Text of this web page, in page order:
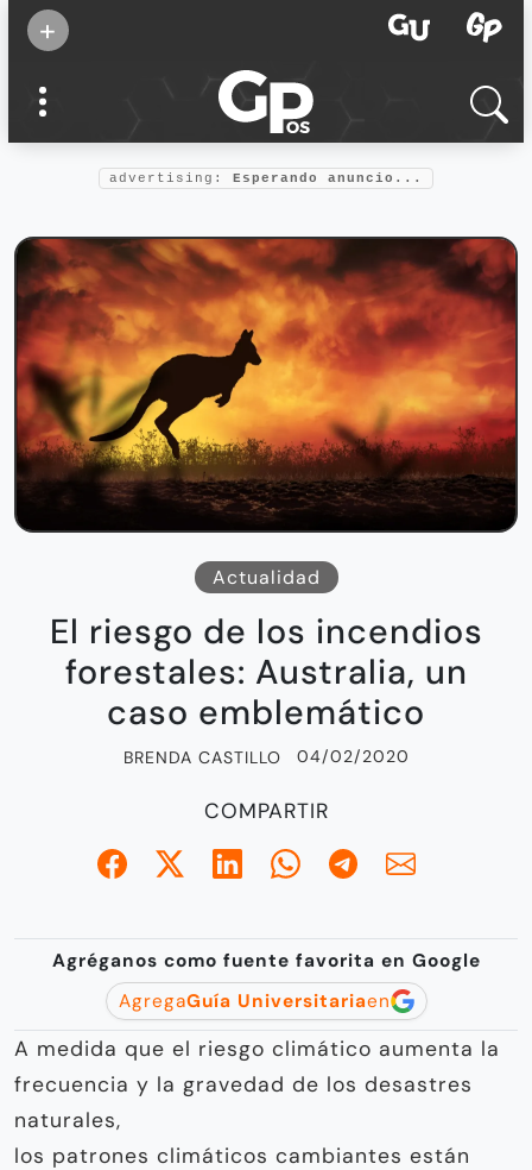
+
confianza
Foro salud
advertising: Esperando anuncio...
Actualidad
El riesgo de los incendios
forestales: Australia, un
caso emblemático
BRENDA CASTILLO 04/02/2020
COMPARTIR
Agréganos como fuente favorita en Google
AgregaGuía Universitariaen
A medida que el riesgo climático aumenta la
frecuencia y la gravedad de los desastres
naturales,
los patrones climáticos cambiantes están